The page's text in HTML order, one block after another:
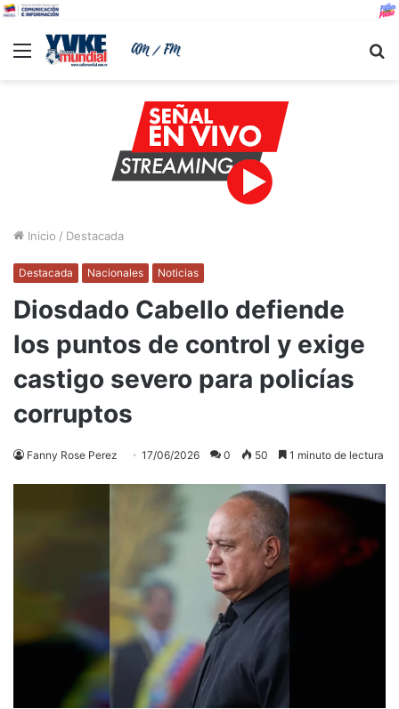
Menu
Inicio / Destacada
Destacada Nacionales Noticias
Diosdado Cabello defiende
los puntos de control y exige
castigo severo para policías
corruptos
Fanny Rose Perez 17/06/2026 0 50 1 minuto de lectura